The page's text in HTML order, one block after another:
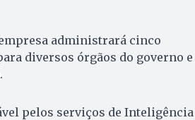
administrará cinco
diversos órgãos do governo e
pelos serviços de Inteligência